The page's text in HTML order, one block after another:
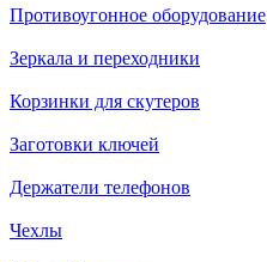
Противоугонное оборудование
Зеркала и переходники
Корзинки для скутеров
Заготовки ключей
Держатели телефонов
Чехлы